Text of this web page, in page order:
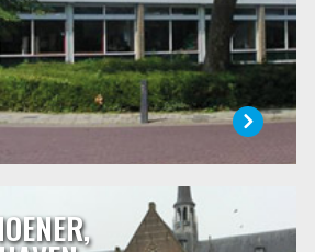
LEES MEER
SCHOENER, BROUWERSHAVEN